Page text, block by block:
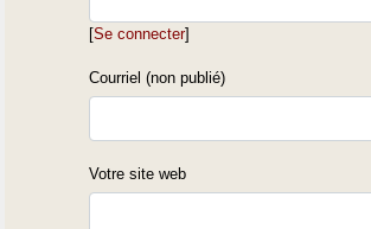
[Se connecter]
Courriel (non publié)
Votre site web